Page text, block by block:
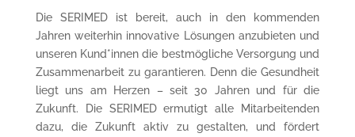
Die SERIMED ist bereit, auch in den kommenden
Jahren weiterhin innovative Lösungen anzubieten und
unseren Kund*innen die bestmögliche Versorgung und
Zusammenarbeit zu garantieren. Denn die Gesundheit
liegt uns am Herzen – seit 30 Jahren und für die
Zukunft. Die SERIMED ermutigt alle Mitarbeitenden
dazu, die Zukunft aktiv zu gestalten, und fördert